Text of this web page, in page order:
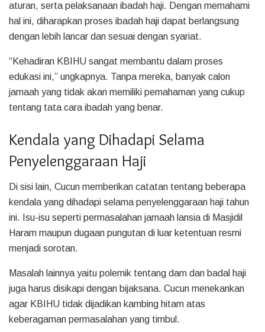
aturan, serta pelaksanaan ibadah haji. Dengan memahami
hal ini, diharapkan proses ibadah haji dapat berlangsung
dengan lebih lancar dan sesuai dengan syariat.
“Kehadiran KBIHU sangat membantu dalam proses
edukasi ini,” ungkapnya. Tanpa mereka, banyak calon
jamaah yang tidak akan memiliki pemahaman yang cukup
tentang tata cara ibadah yang benar.
Kendala yang Dihadapi Selama
Penyelenggaraan Haji
Di sisi lain, Cucun memberikan catatan tentang beberapa
kendala yang dihadapi selama penyelenggaraan haji tahun
ini. Isu-isu seperti permasalahan jamaah lansia di Masjidil
Haram maupun dugaan pungutan di luar ketentuan resmi
menjadi sorotan.
Masalah lainnya yaitu polemik tentang dam dan badal haji
juga harus disikapi dengan bijaksana. Cucun menekankan
agar KBIHU tidak dijadikan kambing hitam atas
keberagaman permasalahan yang timbul.